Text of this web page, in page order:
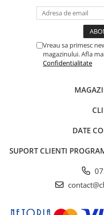
Vreau sa primesc
magazinului. Afla
Confidentialitate
DATE
SUPORT CLIENTI